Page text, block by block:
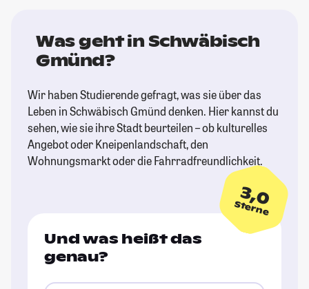
Was geht in Schwäbisch
Gmünd?
Wir haben Studierende gefragt, was sie über das
Leben in Schwäbisch Gmünd denken. Hier kannst du
sehen, wie sie ihre Stadt beurteilen – ob kulturelles
Angebot oder Kneipenlandschaft, den
Wohnungsmarkt oder die Fahrradfreundlichkeit.
3,0
Sterne
Und was heißt das
genau?